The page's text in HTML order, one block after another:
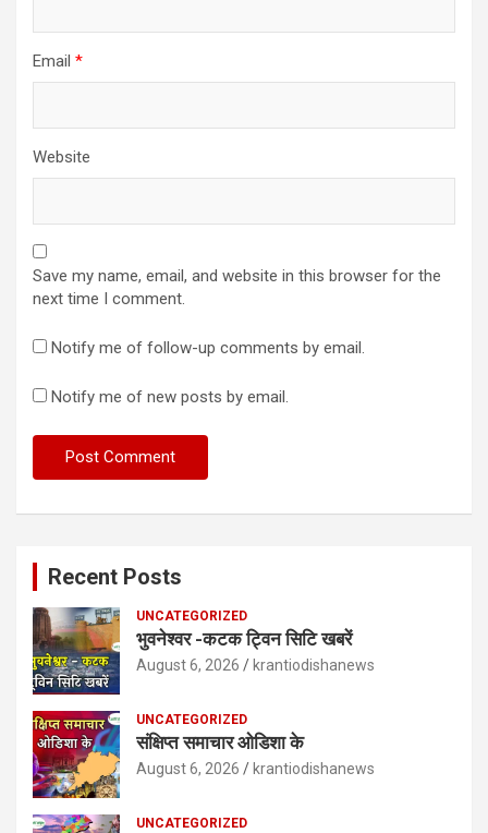
Email *
Website
Save my name, email, and website in this browser for the
next time I comment.
Notify me of follow-up comments by email.
Notify me of new posts by email.
Recent Posts
UNCATEGORIZED
भुवनेश्वर -कटक ट्विन सिटि खबरें
August 6, 2026 krantiodishanews
UNCATEGORIZED
संक्षिप्त समाचार ओडिशा के
August 6, 2026 krantiodishanews
UNCATEGORIZED